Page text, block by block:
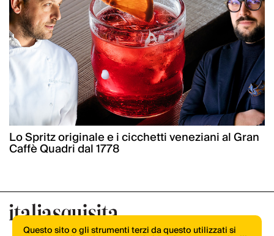
Lo Spritz originale e i cicchetti veneziani al Gran
Caffè Quadri dal 1778
Questo sito o gli strumenti terzi da questo utilizzati si